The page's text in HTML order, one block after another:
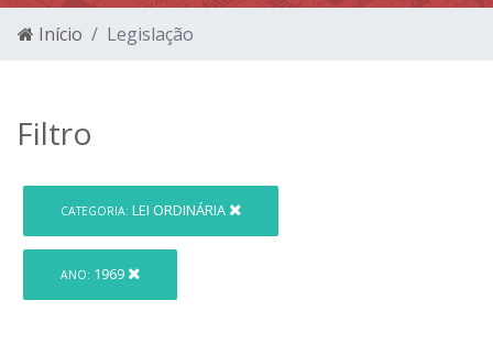
Início Legislação
Filtro
CATEGORIA: LEI ORDINÁRIA
ANO: 1969